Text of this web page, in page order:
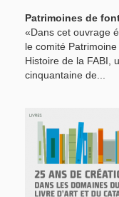
Patrimoines de
«Dans cet ouvrage
le comité Patrimoine
Histoire de la FABI,
cinquantaine de...